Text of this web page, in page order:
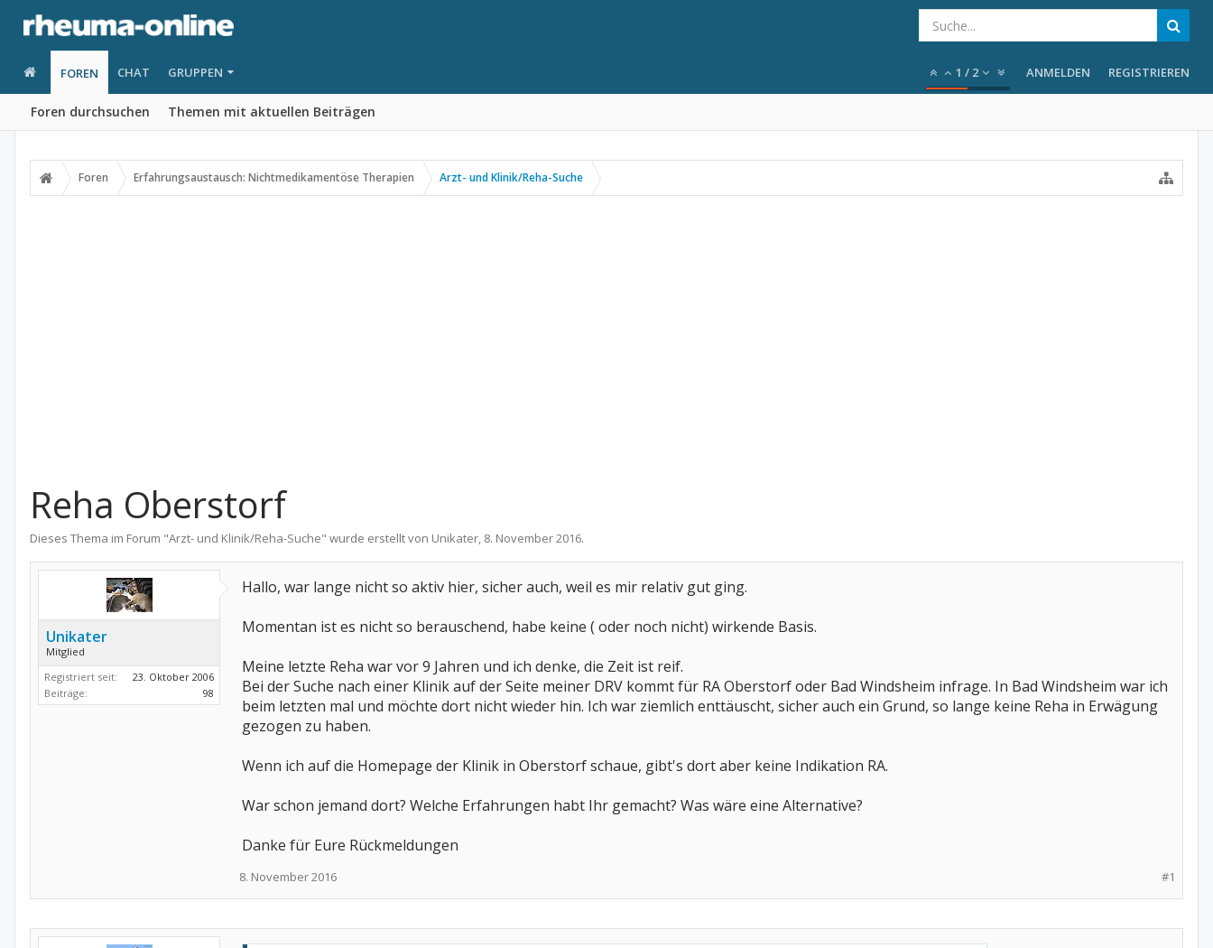
FOREN
Foren durchsuchen Themen mit aktuellen Beiträgen
CHAT GRUPPEN 1 / 2 ANMELDEN REGISTRIEREN
Foren Erfahrungsaustausch: Nichtmedikamentöse Therapien Arzt- und Klinik/Reha-Suche
Reha Oberstorf
Dieses Thema im Forum "Arzt- und Klinik/Reha-Suche" wurde erstellt von Unikater, 8. November 2016.
Unikater
Mitglied
Registriert seit:
23. Oktober 2006
Beiträge:
98
Hallo, war lange nicht so aktiv hier, sicher auch, weil es mir relativ gut ging.
Momentan ist es nicht so berauschend, habe keine ( oder noch nicht) wirkende Basis.
Meine letzte Reha war vor 9 Jahren und ich denke, die Zeit ist reif.
Bei der Suche nach einer Klinik auf der Seite meiner DRV kommt für RA Oberstorf oder Bad Windsheim infrage. In Bad Windsheim war ich
beim letzten mal und möchte dort nicht wieder hin. Ich war ziemlich enttäuscht, sicher auch ein Grund, so lange keine Reha in Erwägung
gezogen zu haben.
Wenn ich auf die Homepage der Klinik in Oberstorf schaue, gibt's dort aber keine Indikation RA.
War schon jemand dort? Welche Erfahrungen habt Ihr gemacht? Was wäre eine Alternative?
Danke für Eure Rückmeldungen
#1
8. November 2016